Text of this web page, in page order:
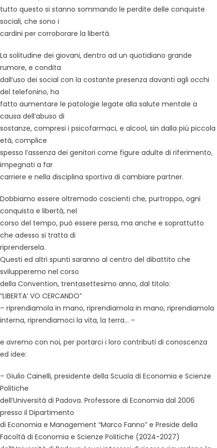
tutto questo si stanno sommando le perdite delle conquiste
sociali, che sono i
cardini per corroborare la libertà.
La solitudine dei giovani, dentro ad un quotidiano grande
rumore, e condita
dall’uso dei social con la costante presenza davanti agli occhi
del telefonino, ha
fatto aumentare le patologie legate alla salute mentale a
causa dell’abuso di
sostanze, compresi i psicofarmaci, e alcool, sin dalla più piccola
età, complice
spesso l’assenza dei genitori come figure adulte di riferimento,
impegnati a far
carriere e nella disciplina sportiva di cambiare partner.
Dobbiamo essere oltremodo coscienti che, purtroppo, ogni
conquista e libertà, nel
corso del tempo, può essere persa, ma anche e soprattutto
che adesso si tratta di
riprendersela.
Questi ed altri spunti saranno al centro del dibattito che
svilupperemo nel corso
della Convention, trentasettesimo anno, dal titolo:
“LIBERTA’ VO CERCANDO”
– riprendiamola in mano, riprendiamola in mano, riprendiamola
interna, riprendiamoci la vita, la terra… –
e avremo con noi, per portarci i loro contributi di conoscenza
ed idee:
– Giulio Cainelli, presidente della Scuola di Economia e Scienze
Politiche
dell’Università di Padova. Professore di Economia dal 2006
presso il Dipartimento
di Economia e Management “Marco Fanno” e Preside della
Facoltà di Economia e Scienze Politiche (2024-2027)